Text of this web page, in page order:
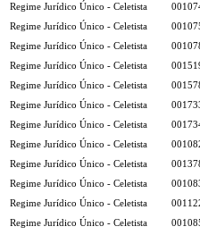
Regime Jurídico Único - Celetista
Regime Jurídico Único - Celetista
Regime Jurídico Único - Celetista
Regime Jurídico Único - Celetista
Regime Jurídico Único - Celetista
Regime Jurídico Único - Celetista
Regime Jurídico Único - Celetista
Regime Jurídico Único - Celetista
Regime Jurídico Único - Celetista
Regime Jurídico Único - Celetista
Regime Jurídico Único - Celetista
Regime Jurídico Único - Celetista